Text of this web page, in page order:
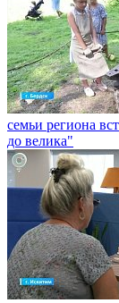
семьи региона
до велика"